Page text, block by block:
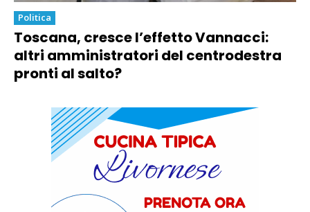
Politica
Toscana, cresce l’effetto Vannacci:
altri amministratori del centrodestra
pronti al salto?